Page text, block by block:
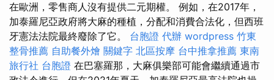
在歐洲，零售商人沒有提供二元期權。 例如，在2017年，
加泰羅尼亞政府將大麻的種植，分配和消費合法化，但西班
牙憲法法院最終廢除了它。 台胞證 代辦 wordpress 竹東
整骨推薦 自助餐外燴 關鍵字 北區按摩 台中推拿推薦 東南
旅行社 台胞證 在巴塞羅那，大麻俱樂部可能會繼續通過市